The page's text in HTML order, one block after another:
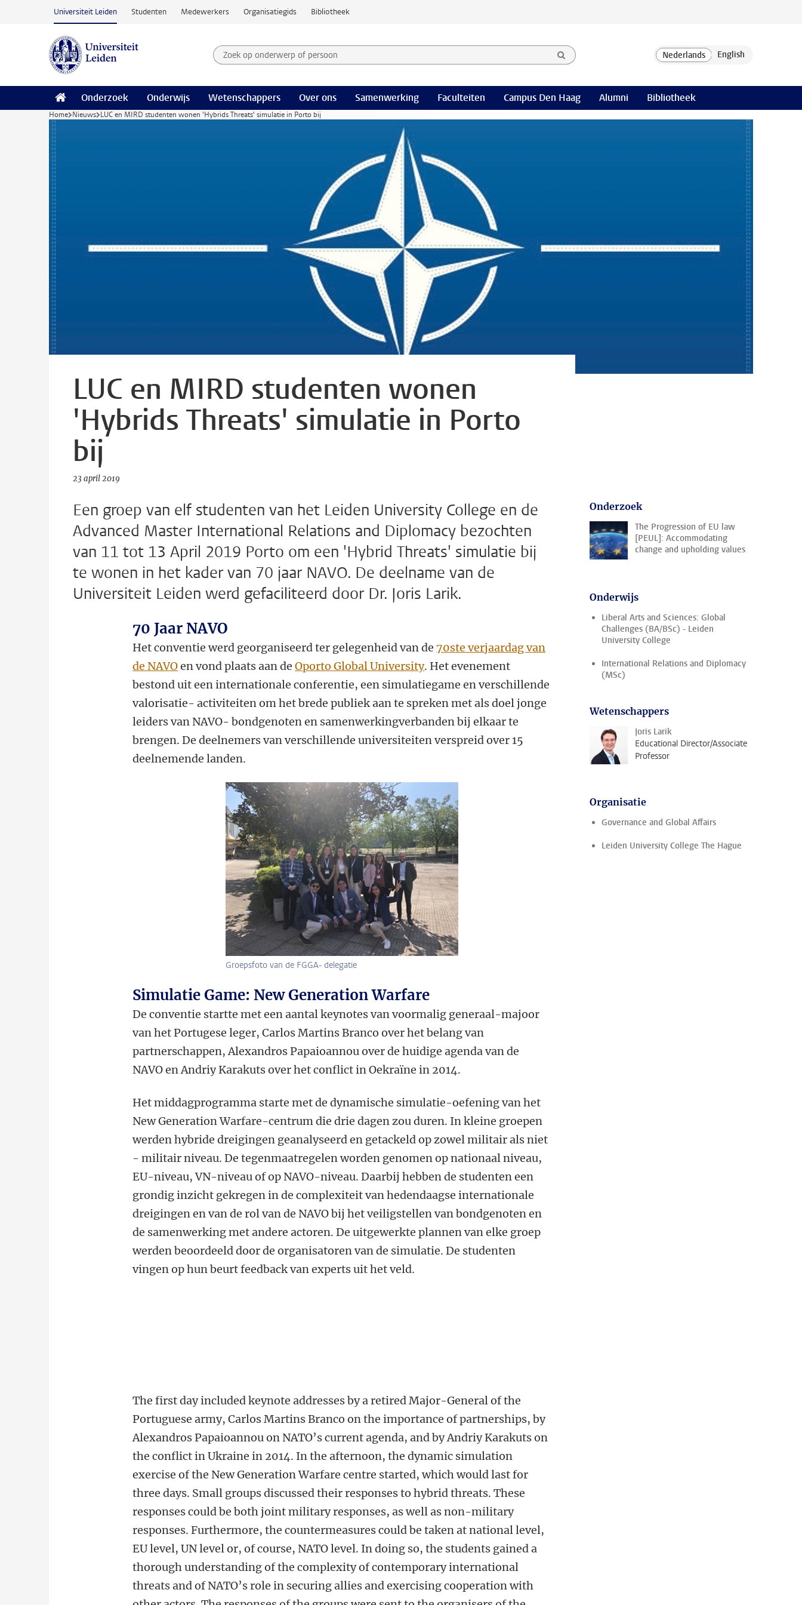
Ga naar hoofdinhoud
Universiteit Leiden Studenten Medewerkers Organisatiegids Bibliotheek
Zoek op onderwerp of persoon en selecteer categorie
Zoekterm
Onderzoek Onderwijs Wetenschappers Over ons Samenwerking Faculteiten Campus Den Haag Alumni Bibliotheek
Home Nieuws LUC en MIRD studenten wonen 'Hybrids Threats' simulatie in Porto bij
LUC en MIRD studenten wonen
'Hybrids Threats' simulatie in Porto
bij
23 april 2019
Een groep van elf studenten van het Leiden University College en de
Advanced Master International Relations and Diplomacy bezochten
van 11 tot 13 April 2019 Porto om een 'Hybrid Threats' simulatie bij
te wonen in het kader van 70 jaar NAVO. De deelname van de
Universiteit Leiden werd gefaciliteerd door Dr. Joris Larik.
70 Jaar NAVO
Het conventie werd georganiseerd ter gelegenheid van de 70ste verjaardag van
de NAVOen vond plaats aan deOporto Global University. Het evenement
bestond uit een internationale conferentie, een simulatiegame en verschillende
valorisatie- activiteiten om het brede publiek aan te spreken met als doel jonge
leiders van NAVO- bondgenoten en samenwerkingverbanden bij elkaar te
brengen. De deelnemers van verschillende universiteiten verspreid over 15
deelnemende landen.
Groepsfoto van de FGGA- delegatie
Simulatie Game: New Generation Warfare
De conventie startte met een aantal keynotes van voormalig generaal-majoor
van het Portugese leger, Carlos Martins Branco over het belang van
partnerschappen, Alexandros Papaioannou over de huidige agenda van de
NAVO en Andriy Karakuts over het conflict in Oekraïne in 2014.
Het middagprogramma starte met de dynamische simulatie-oefening van het
New Generation Warfare-centrum die drie dagen zou duren. In kleine groepen
werden hybride dreigingen geanalyseerd en getackeld op zowel militair als niet
- militair niveau. De tegenmaatregelen worden genomen op nationaal niveau,
EU-niveau, VN-niveau of op NAVO-niveau. Daarbij hebben de studenten een
grondig inzicht gekregen in de complexiteit van hedendaagse internationale
dreigingen en van de rol van de NAVO bij het veiligstellen van bondgenoten en
de samenwerking met andere actoren. De uitgewerkte plannen van elke groep
werden beoordeeld door de organisatoren van de simulatie. De studenten
vingen op hun beurt feedback van experts uit het veld.
The first day included keynote addresses by a retired Major-General of the
Portuguese army, Carlos Martins Branco on the importance of partnerships, by
Alexandros Papaioannou on NATO’s current agenda, and by Andriy Karakuts on
the conflict in Ukraine in 2014. In the afternoon, the dynamic simulation
exercise of the New Generation Warfare centre started, which would last for
three days. Small groups discussed their responses to hybrid threats. These
responses could be both joint military responses, as well as non-military
responses. Furthermore, the countermeasures could be taken at national level,
EU level, UN level or, of course, NATO level. In doing so, the students gained a
thorough understanding of the complexity of contemporary international
threats and of NATO’s role in securing allies and exercising cooperation with
Onderzoek
The Progression of EU law
[PEUL]: Accommodating
change and upholding values
Onderwijs
Liberal Arts and Sciences: Global
Challenges (BA/BSc) - Leiden
University College
International Relations and Diplomacy
(MSc)
Wetenschappers
Joris Larik
Educational Director/Associate
Professor
Organisatie
Governance and Global Affairs
Leiden University College The Hague